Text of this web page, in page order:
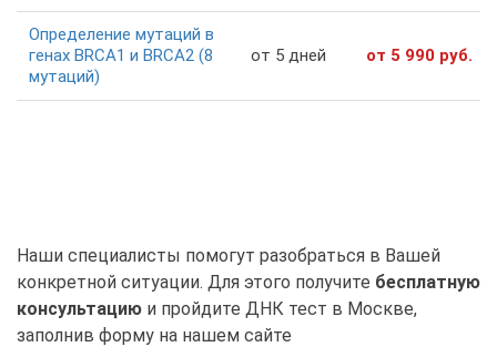
Определение мутаций в
генах BRCA1 и BRCA2 (8
мутаций)
от 5 дней от 5 990 руб.
Наши специалисты помогут разобраться в Вашей
конкретной ситуации. Для этого получите бесплатную
консультацию и пройдите ДНК тест в Москве,
заполнив форму на нашем сайте